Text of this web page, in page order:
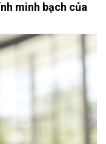
minh bạch của